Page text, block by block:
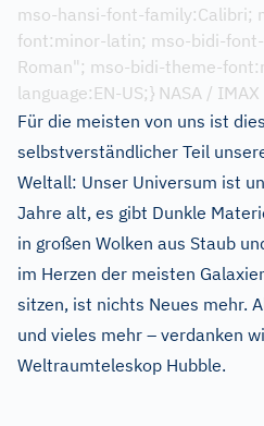
mso-hansi-font-family:Calibri;
font:minor-latin; mso-bidi-
Roman"; mso-bidi-theme-
language:EN-US;} NASA / IMAX
Für die meisten von uns ist
selbstverständlicher Teil
Weltall: Unser Universum ist
Jahre alt, es gibt Dunkle
in großen Wolken aus Staub
im Herzen der meisten
sitzen, ist nichts Neues mehr.
und vieles mehr – verdanken
Weltraumteleskop Hubble.